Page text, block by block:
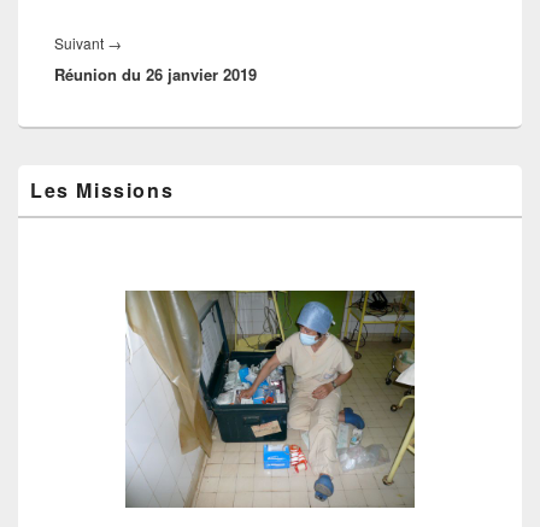
Suivant →
suivant :
Réunion du 26 janvier 2019
principale
de
Les Missions